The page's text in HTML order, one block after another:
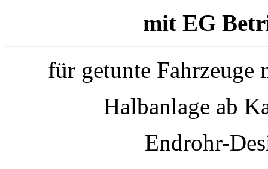
mit EG
für getunte Fahrzeuge
Halbanlage ab
Endrohr-